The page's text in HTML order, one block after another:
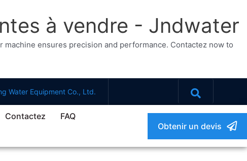
à vendre - Jndwater
ensures precision and performance. Contactez now to
Water Equipment Co., Ltd.
Contactez FAQ
Obtenir un devis